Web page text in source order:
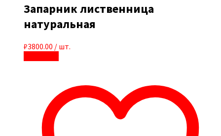
Запарник лиственница
натуральная
₽3800.00 / шт.